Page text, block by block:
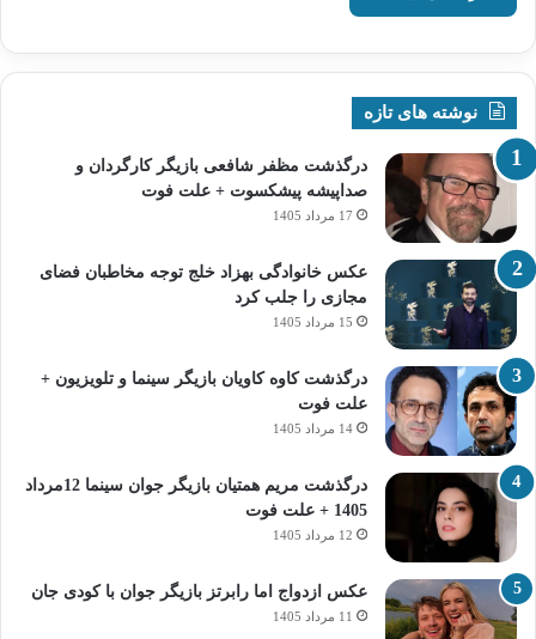
نوشته های تازه
درگذشت مظفر شافعی بازیگر کارگردان و
صداپیشه پیشکسوت + علت فوت
17 مرداد 1405
عکس خانوادگی بهزاد خلج توجه مخاطبان فضای
مجازی را جلب کرد
15 مرداد 1405
درگذشت کاوه کاویان بازیگر سینما و تلویزیون +
علت فوت
14 مرداد 1405
درگذشت مریم همتیان بازیگر جوان سینما 12مرداد
1405 + علت فوت
12 مرداد 1405
عکس ازدواج اما رابرتز بازیگر جوان با کودی جان
11 مرداد 1405